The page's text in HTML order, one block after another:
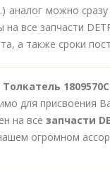
можно сразу
все запчасти
а также сроки
Толкатель
для присвоения
на все запчасти
огромном